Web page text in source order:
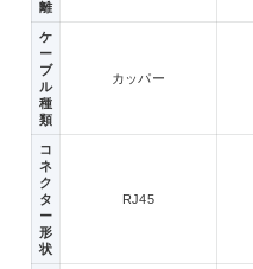
離
ケ
ー
ブ
ル
種
類
カッパー
コ
ネ
ク
タ
ー
形
状
RJ45